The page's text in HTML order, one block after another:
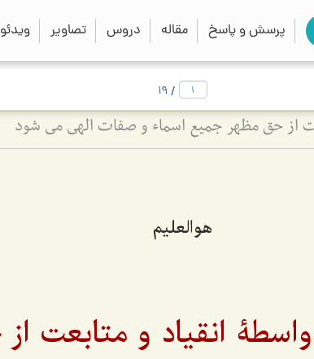
پرسش و پاسخ مقاله دروس تصاویر ویدئو search
close
/
19
از حق مظهر جمیع اسماء و صفات الهی می شود
هوالعلیم
انقیاد و متابعت